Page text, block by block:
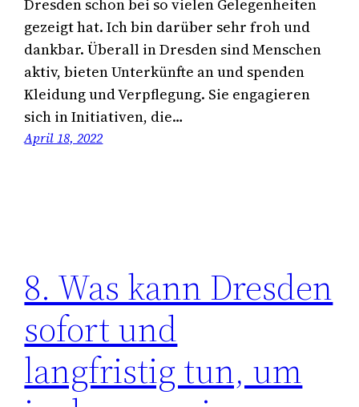
Dresden schon bei so vielen Gelegenheiten
gezeigt hat. Ich bin darüber sehr froh und
dankbar. Überall in Dresden sind Menschen
aktiv, bieten Unterkünfte an und spenden
Kleidung und Verpflegung. Sie engagieren
sich in Initiativen, die…
April 18, 2022
8. Was kann Dresden
sofort und
langfristig tun, um